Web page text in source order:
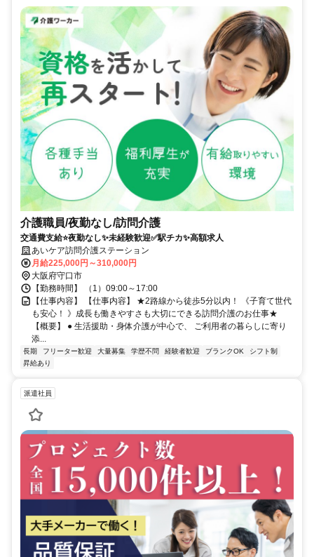
介護職員/夜勤なし/訪問介護
交通費支給⭐️夜勤なし✨未経験歓迎✅️駅チカ✨高額求人
あいケア訪問介護ステーション
月給225,000円～310,000円
大阪府守口市
【勤務時間】 （1）09:00～17:00
【仕事内容】 【仕事内容】 ★2路線から徒歩5分以内！ 《子育て世代
も安心！ 》成長も働きやすさも大切にできる訪問介護のお仕事★
【概要】 ● 生活援助・身体介護が中心で、 ご利用者の暮らしに寄り
添...
長期 フリーター歓迎 大量募集 学歴不問 経験者歓迎 ブランクOK
シフト制
昇給あり
派遣社員